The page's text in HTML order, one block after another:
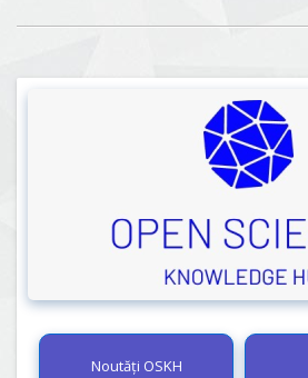
Noutăți OSKH